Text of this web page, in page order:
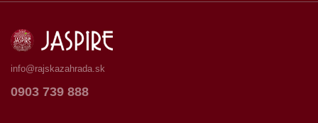
info@rajskazahrada.sk
0903 739 888